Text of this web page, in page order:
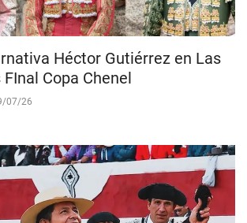
Héctor Gutiérrez en Las
Copa Chenel
07/26